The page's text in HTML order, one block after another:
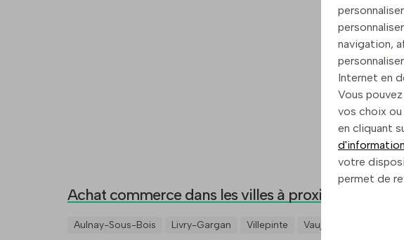
cellule de
sous
environ de
Achat commerce dans les villes à proximité
Aulnay-Sous-Bois Livry-Gargan Villepinte Vaujours
navigation,
Internet en
Vous
vos choix
en cliquant
votre
permet de